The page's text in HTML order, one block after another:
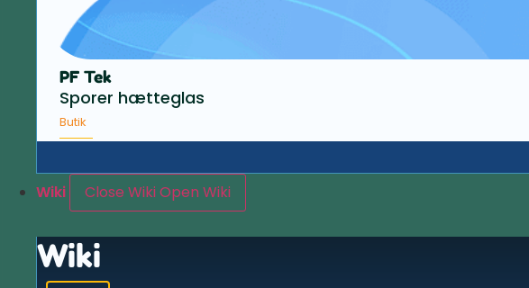
PF Tek
Sporer hætteglas
Butik
Wiki Close WikiOpen Wiki
Wiki